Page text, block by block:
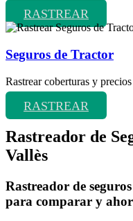
RASTREAR
Seguros de Tractor
Rastrear coberturas y
RASTREAR
Rastreador de
Vallès
Rastreador de
para comparar y